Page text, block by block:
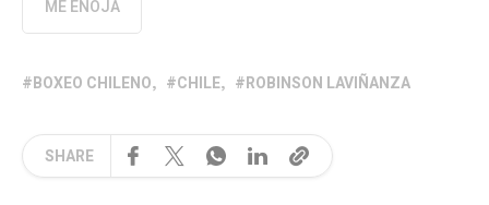
ME ENOJA
BOXEO CHILENO CHILE ROBINSON LAVIÑANZA
SHARE